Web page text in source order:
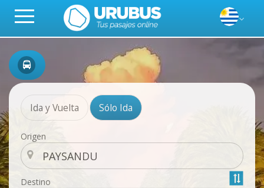
Ida y Vuelta Sólo Ida
Origen
Destino